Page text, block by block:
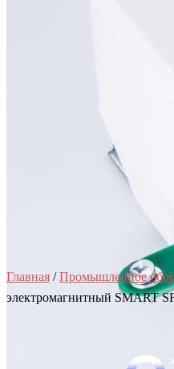
Главная /Промышленное
электромагнитный SMART